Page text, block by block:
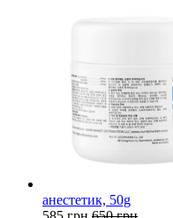
анестетик, 50g